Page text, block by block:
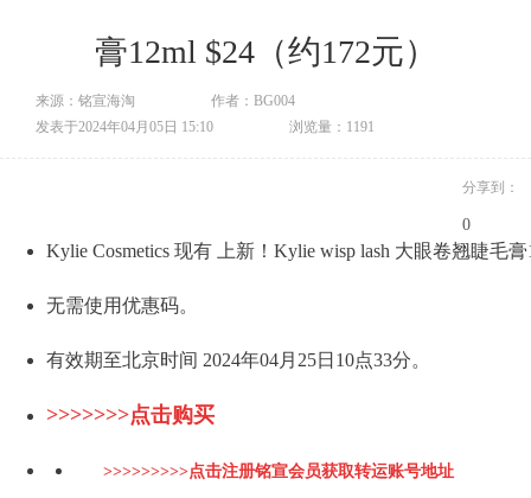
膏12ml $24（约172元）
来源：铭宣海淘
作者：BG004
发表于2024年04月05日 15:10
浏览量：1191
分享到：
0
Kylie Cosmetics 现有 上新！Kylie wisp lash 大眼卷翘睫毛
无需使用优惠码。
有效期至北京时间 2024年04月25日10点33分。
>>>>>>>点击购买
>>>>>>>>>点击注册铭宣会员获取转运账号地址